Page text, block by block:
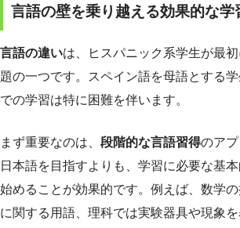
言語の壁を乗り越える効果的な学
言語の違いは、ヒスパニック系学生が最
題の一つです。スペイン語を母語とする
での学習は特に困難を伴います。
まず重要なのは、 段階的な言語習得のア
日本語を目指すよりも、学習に必要な基
始めることが効果的です。例えば、数学
に関する用語、理科では実験器具や現象